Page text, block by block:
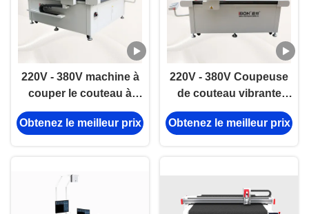
220V - 380V machine à
couper le couteau à
oscillation CNC avec
dispositif d'alimentation
Obtenez le meilleur prix
220V - 380V Coupeuse
de couteau vibrante
50HZ Kt Machine de
coupe de planche
Obtenez le meilleur prix